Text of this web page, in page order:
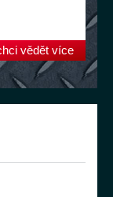
vědět více